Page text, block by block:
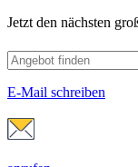
Jetzt den nächsten
E-Mail schreiben